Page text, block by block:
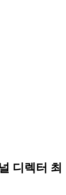
디렉터 최